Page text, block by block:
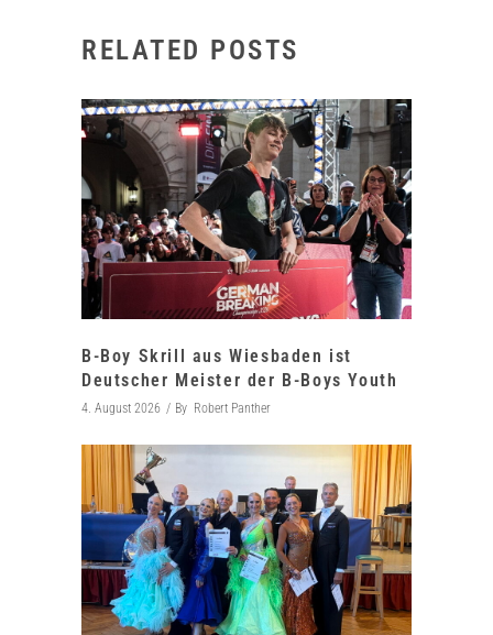
RELATED POSTS
B-Boy Skrill aus Wiesbaden ist
Deutscher Meister der B-Boys Youth
4. August 2026 By Robert Panther